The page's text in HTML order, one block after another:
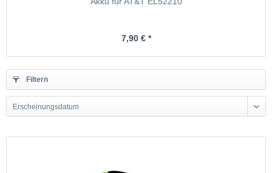
7,90 € *
Filtern
Erscheinungsdatum